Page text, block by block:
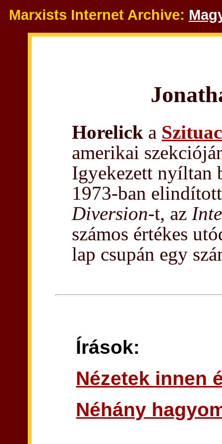
Marxists Internet Archive:
Horelick a
amerikai
Igyekezett nyíltan
1973-ban
Diversion-t, az
számos értékes
lap csupán egy
Írások:
Nézetek innen
Néhány